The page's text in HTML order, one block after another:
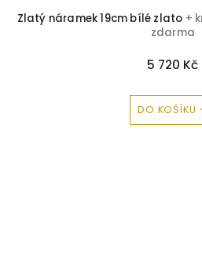
Zlatý náramek 19cm bílé zlato +
zdarma
5 720 Kč
DO KOŠÍKU